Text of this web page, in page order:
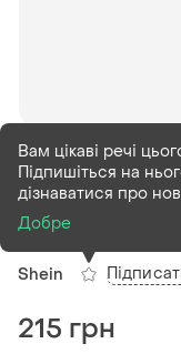
В наявності1 шт
Топ з
вишитий
Shein
Вам цікаві речі
Підпишіться на
дізнаватися про
Добре
215 грн